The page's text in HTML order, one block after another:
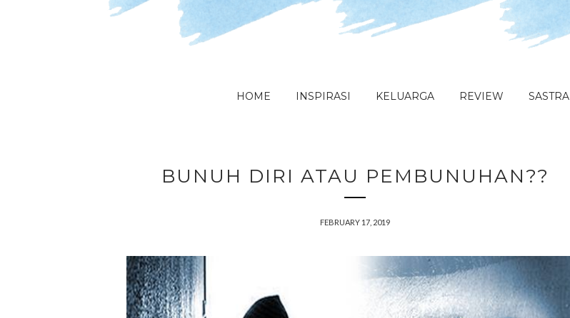
HOME INSPIRASI KELUARGA REVIEW SASTRA
BUNUH DIRI ATAU PEMBUNUHAN??
FEBRUARY 17, 2019